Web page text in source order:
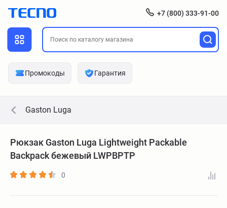
+7 (800) 333-91-00
Промокоды Гарантия
Gaston Luga
Рюкзак Gaston Luga Lightweight Packable
Backpack бежевый LWPBPTP
0